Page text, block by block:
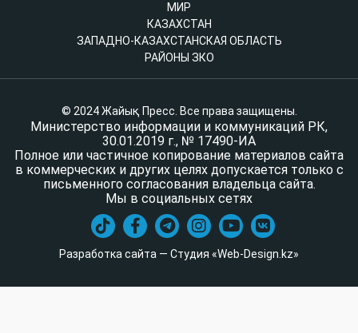
МИР
КАЗАХСТАН
ЗАПАДНО-КАЗАХСТАНСКАЯ ОБЛАСТЬ
РАЙОНЫ ЗКО
© 2024 Жайық Пресс. Все права защищены.
Министерство информации и коммуникаций РК,
30.01.2019 г., № 17490-ИА
Полное или частичное копирование материалов сайта
в коммерческих и других целях допускается только с
письменного согласования владельца сайта.
Мы в социальных сетях
Разработка сайта — Студия «Web-Design.kz»